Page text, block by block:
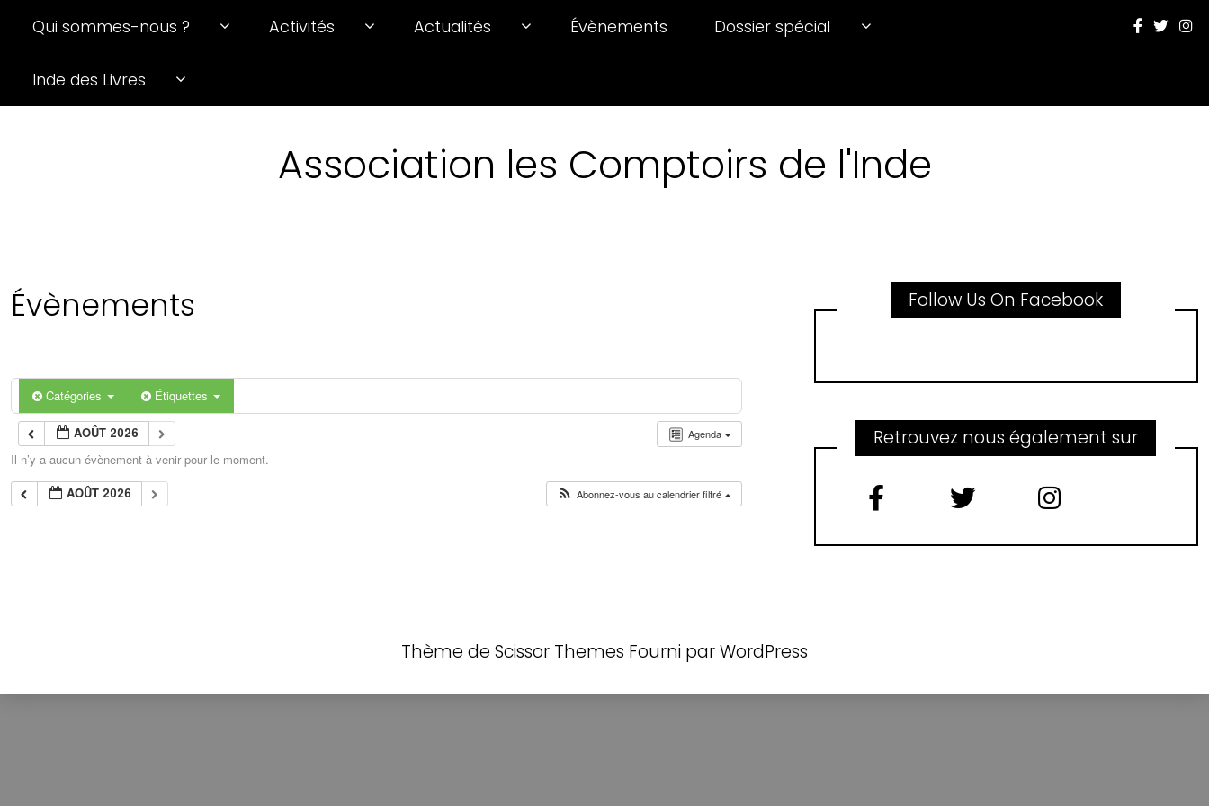
Qui sommes-nous ? Activités Actualités Évènements Dossier spécial
Inde des Livres
Association les Comptoirs de l'Inde
Évènements
Catégories Étiquettes
Agenda
AOÛT 2026
Il n’y a aucun évènement à venir pour le moment.
AOÛT 2026
Abonnez-vous au calendrier filtré
Follow Us On Facebook
Retrouvez nous également sur
Thème de Scissor Themes Fourni parWordPress